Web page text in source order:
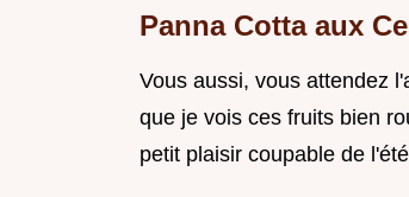
Panna Cotta aux
Vous aussi, vous attendez
que je vois ces fruits bien
petit plaisir coupable de